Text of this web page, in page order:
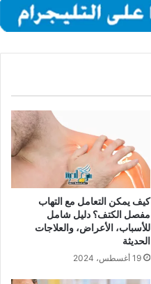
كيف يمكن التعامل مع التهاب
مفصل الكتف؟ دليل شامل
للأسباب، الأعراض، والعلاجات
الحديثة
19 أغسطس، 2024